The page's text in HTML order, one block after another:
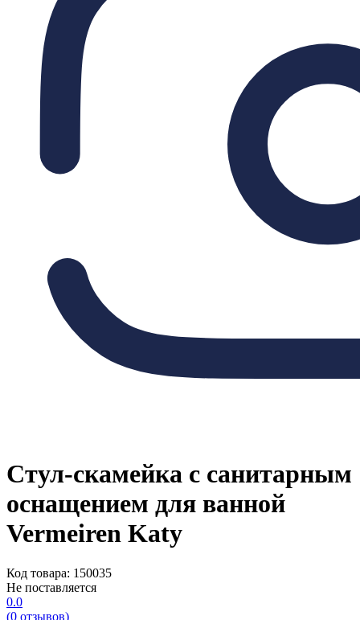
Стул-скамейка с санитарным
оснащением для ванной
Vermeiren Katy
Код товара: 150035
Не поставляется
0.0
(0 отзывов)